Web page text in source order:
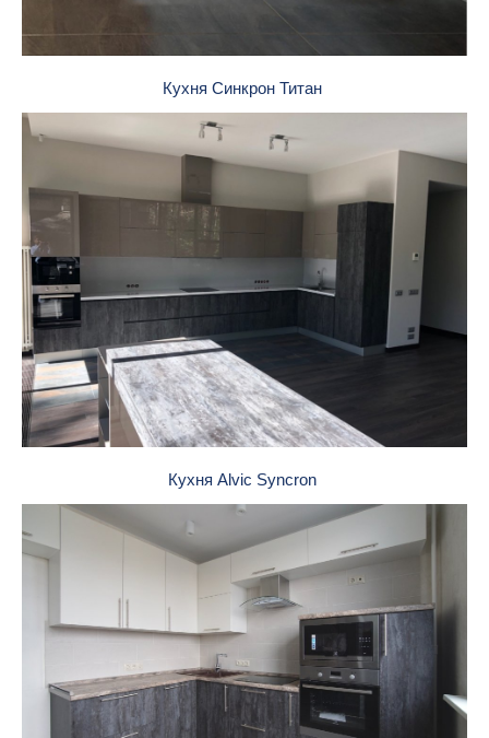
Кухня Синкрон Титан
Кухня Alvic Syncron